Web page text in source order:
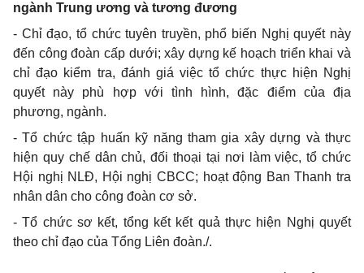
ngành Trung ương và tương đương
- Chỉ đạo, tổ chức tuyên truyền, phổ biến Nghị quyết này
đến công đoàn cấp dưới; xây dựng kế hoạch triển khai và
chỉ đạo kiểm tra, đánh giá việc tổchức thực hiện Nghị
quyết này phù hợp với tình hình, đặc điểm của địa
phương, ngành.
- Tổ chức tập huấn kỹ năng tham gia xây dựng và thực
hiện quy chế dân chủ, đối thoại tại nơi làm việc, tổchức
Hội nghị NLĐ, Hội nghị CBCC; hoạt động Ban Thanh tra
nhân dân cho công đoàn cơ sở.
- Tổ chức sơ kết, tổng kết kết quả thực hiện Nghị quyết
theo chỉ đạo của Tổng Liên đoàn./.